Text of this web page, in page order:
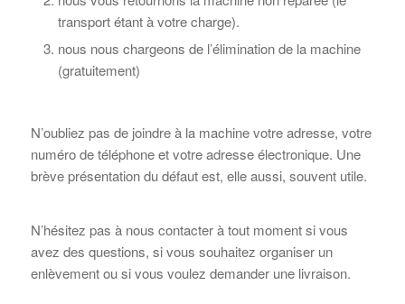
transport étant à votre charge).
nous nous chargeons de l’élimination de la machine
(gratuitement)
N’oubliez pas de joindre à la machine votre adresse, votre
numéro de téléphone et votre adresse électronique. Une
brève présentation du défaut est, elle aussi, souvent utile.
N’hésitez pas à nous contacter à tout moment si vous
avez des questions, si vous souhaitez organiser un
enlèvement ou si vous voulez demander une livraison.